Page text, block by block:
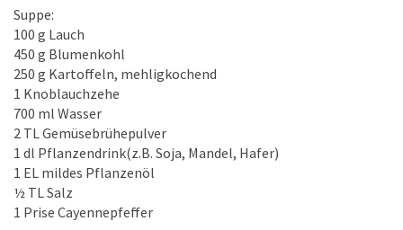
Suppe:
100 g Lauch
450 g Blumenkohl
250 g Kartoffeln, mehligkochend
1 Knoblauchzehe
700 ml Wasser
2 TL Gemüsebrühepulver
1 dl Pflanzendrink(z.B. Soja, Mandel, Hafer)
1 EL mildes Pflanzenöl
½ TL Salz
1 Prise Cayennepfeffer